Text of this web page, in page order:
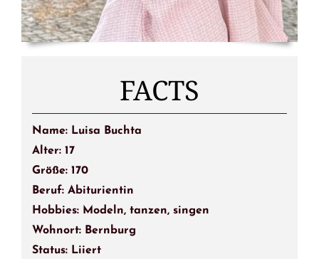
FACTS
Name: Luisa Buchta
Alter: 17
Größe: 170
Beruf: Abiturientin
Hobbies: Modeln, tanzen, singen
Wohnort: Bernburg
Status: Liiert